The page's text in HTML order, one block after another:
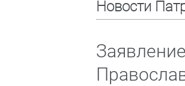
Новости